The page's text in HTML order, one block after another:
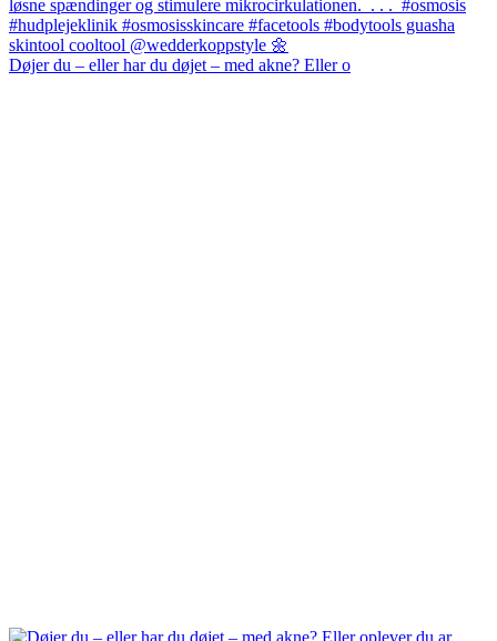
Døjer du – eller har du døjet – med akne?⁠ Eller o